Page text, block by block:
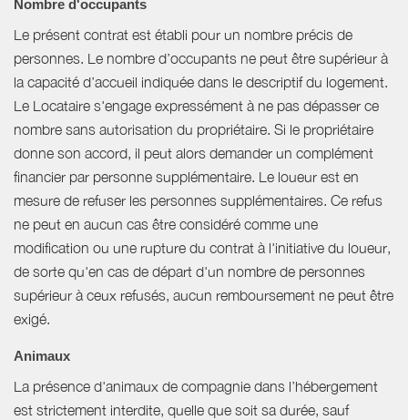
Nombre d'occupants
Le présent contrat est établi pour un nombre précis de
personnes. Le nombre d’occupants ne peut être supérieur à
la capacité d’accueil indiquée dans le descriptif du logement.
Le Locataire s'engage expressément à ne pas dépasser ce
nombre sans autorisation du propriétaire. Si le propriétaire
donne son accord, il peut alors demander un complément
financier par personne supplémentaire. Le loueur est en
mesure de refuser les personnes supplémentaires. Ce refus
ne peut en aucun cas être considéré comme une
modification ou une rupture du contrat à l'initiative du loueur,
de sorte qu'en cas de départ d'un nombre de personnes
supérieur à ceux refusés, aucun remboursement ne peut être
exigé.
Animaux
La présence d'animaux de compagnie dans l’hébergement
est strictement interdite, quelle que soit sa durée, sauf